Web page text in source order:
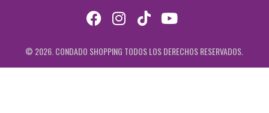
© 2026. CONDADO SHOPPING TODOS LOS DERECHOS RESERVADOS.